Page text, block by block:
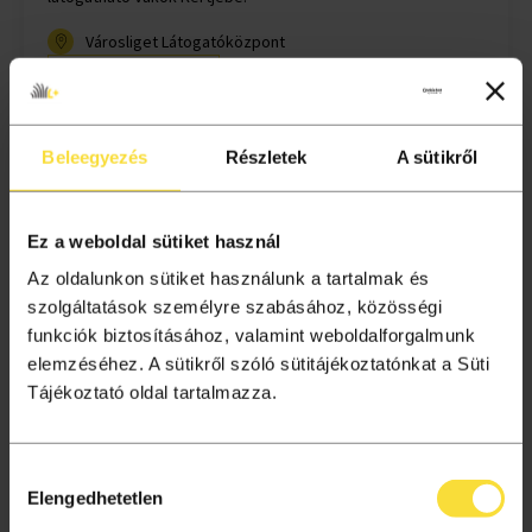
Beleegyezés Részletek A sütikről
Ez a weboldal sütiket használ
Az oldalunkon sütiket használunk a tartalmak és
szolgáltatások személyre szabásához, közösségi
funkciók biztosításához, valamint weboldalforgalmunk
elemzéséhez. A sütikről szóló sütitájékoztatónkat a Süti
Tájékoztató oldal tartalmazza.
kiválasztása
Elengedhetetlen
Városliget Látogatóközpont
Választható
időpontokban
RÉSZLETEK
JEGYVÁSÁRLÁS